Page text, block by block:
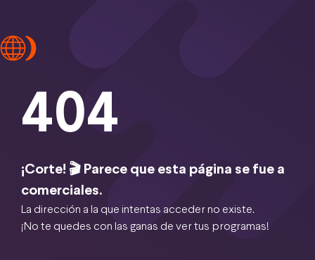
404
¡Corte! 🎬 Parece que esta página se fue a
comerciales.
La dirección a la que intentas acceder no existe.
¡No te quedes con las ganas de ver tus programas!